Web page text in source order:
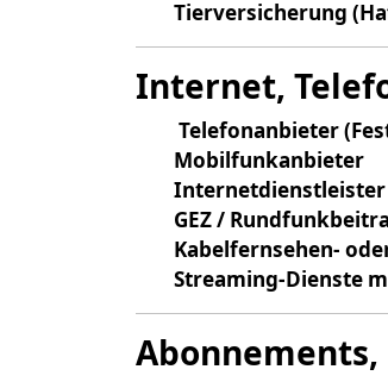
Tierversicherung
Internet,
Telefonanbieter
Mobilfunkanbieter
Internetdienstleister
GEZ /
Kabelfernsehen-
Streaming-Dienste